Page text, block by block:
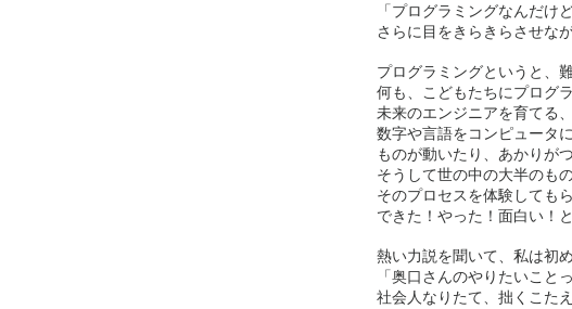
「プログラミングなんだけ
さらに目をきらきらさせな
プログラミングというと、
何も、こどもたちにプログ
未来のエンジニアを育てる
数字や言語をコンピュータ
ものが動いたり、あかりが
そうして世の中の大半のも
そのプロセスを体験しても
できた！やった！面白い！
熱い力説を聞いて、私は初
「奥口さんのやりたいこと
社会人なりたて、拙くこた